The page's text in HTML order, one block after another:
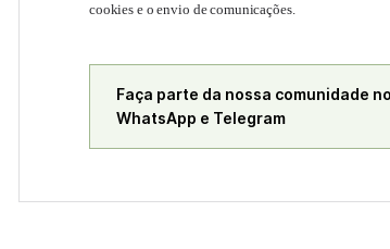
cookies e o envio de comunicações.
Faça parte da nossa comunidade no
WhatsApp e Telegram